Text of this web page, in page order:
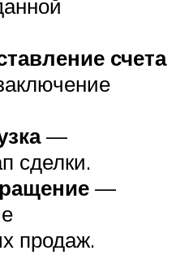
счета
—
сделки.
—
продаж.